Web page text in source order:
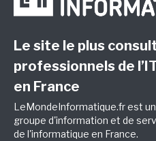
Le site le plus
professionnels de
en France
LeMondeInformatique.fr est
groupe d'information et de
de l'informatique en France.